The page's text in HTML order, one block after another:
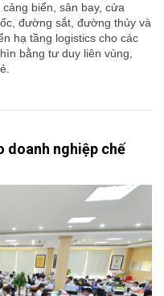
biển, sân bay, cửa
đường sắt, đường thủy và
hạ tầng logistics cho các
bằng tư duy liên vùng,
doanh nghiệp chế